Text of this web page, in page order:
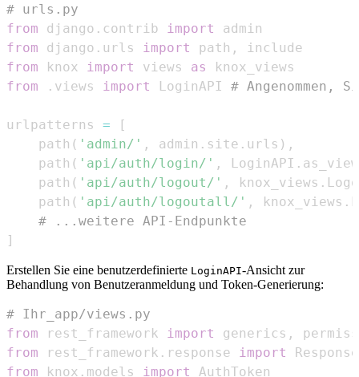
# urls.py
from django . contrib import
from django . urls import path ,
from knox import views as
from
. views import LoginAPI #
urlpatterns =
[
    path
( 'admin/' , admin . site . urls ) ,
    path
( 'api/auth/login/' , LoginAPI . as_view
    path
( 'api/auth/logout/' , knox_views .
    path
( 'api/auth/logoutall/' , knox_views .
# ...weitere API-Endpunkte
]
Erstellen Sie eine benutzerdefinierte LoginAPI-Ansicht zur
Behandlung von Benutzeranmeldung und Token-Generierung:
# Ihr_app/views.py
from rest_framework import generics ,
from rest_framework . response import
from knox . models import